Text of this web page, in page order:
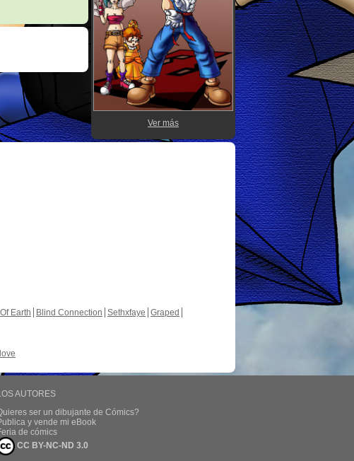
Ver más
Earth Blind Connection Sethxfaye Graped
AUTORES
ser un dibujante de Cómics?
y vende mi eBook
de cómics
CC BY-NC-ND 3.0